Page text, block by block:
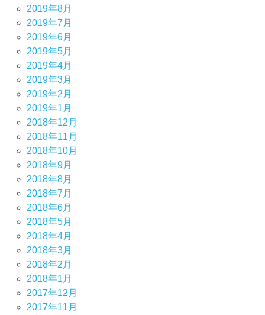
2019年8月
2019年7月
2019年6月
2019年5月
2019年4月
2019年3月
2019年2月
2019年1月
2018年12月
2018年11月
2018年10月
2018年9月
2018年8月
2018年7月
2018年6月
2018年5月
2018年4月
2018年3月
2018年2月
2018年1月
2017年12月
2017年11月